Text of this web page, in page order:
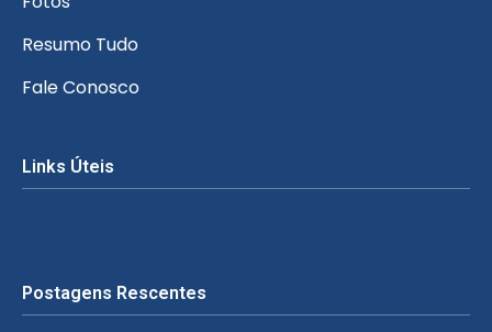
Resumo Tudo
Fale Conosco
Links Úteis
Postagens Rescentes